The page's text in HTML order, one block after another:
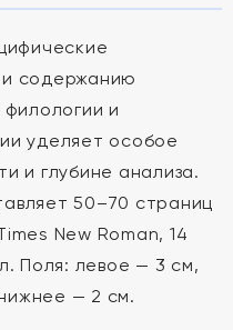
содержанию
и
уделяет особое
и глубине анализа.
50–70 страниц
New Roman, 14
Поля: левое — 3 см,
— 2 см.